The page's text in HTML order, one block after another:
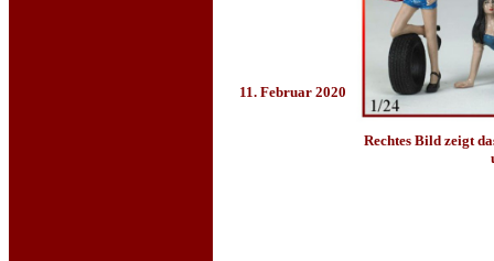
11. Februar 2020
Rechtes Bild zeigt